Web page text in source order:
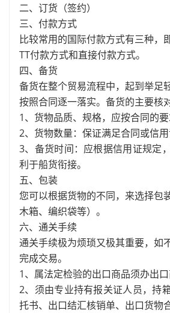
二、订货（签约）
三、付款方式
比较常用的国际付款方式有三种，
TT付款方式和直接付款方式。
四、备货
备货在整个贸易流程中，起到举足
按照合同逐一落实。备货的主要核
1、货物品质、规格，应按合同的要
2、货物数量：保证满足合同或信用
3、备货时间：应根据信用证规定
利于船货衔接。
五、包装
您可以根据货物的不同，来选择包
木箱、编织袋等）。
六、通关手续
通关手续极为烦琐又极其重要，如
完成交易。
1、属法定检验的出口商品须办出口
2、须由专业持有报关证人员，持
托书、出口结汇核销单、出口货物